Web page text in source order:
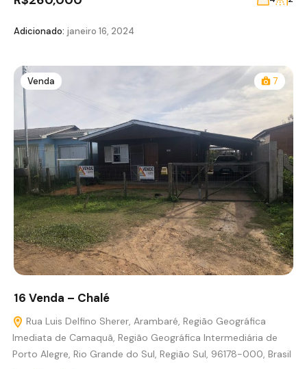
Adicionado: janeiro 16, 2024
Venda 7
16 Venda – Chalé
Rua Luis Delfino Sherer, Arambaré, Região Geográfica
Imediata de Camaquã, Região Geográfica Intermediária de
Porto Alegre, Rio Grande do Sul, Região Sul, 96178-000, Brasil